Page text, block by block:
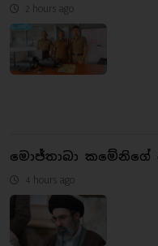
2 hours ago
මොජ්තාබා
4 hours ago